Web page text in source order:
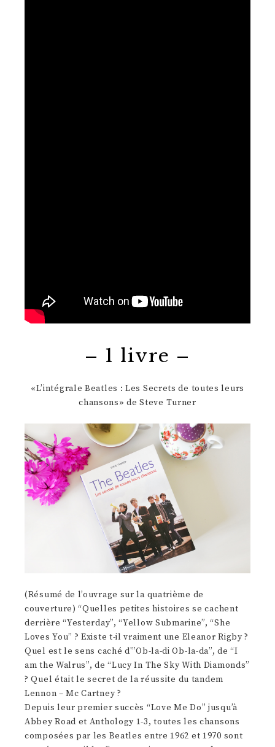
– 1 livre –
«L’intégrale Beatles : Les Secrets de toutes leurs
chansons» de Steve Turner
(Résumé de l’ouvrage sur la quatrième de
couverture) “Quelles petites histoires se cachent
derrière “Yesterday”, “Yellow Submarine”, “She
Loves You” ? Existe t-il vraiment une Eleanor Rigby ?
Quel est le sens caché d'”Ob-la-di Ob-la-da”, de “I
am the Walrus”, de “Lucy In The Sky With Diamonds”
? Quel était le secret de la réussite du tandem
Lennon – Mc Cartney ?
Depuis leur premier succès “Love Me Do” jusqu’à
Abbey Road et Anthology 1-3, toutes les chansons
composées par les Beatles entre 1962 et 1970 sont